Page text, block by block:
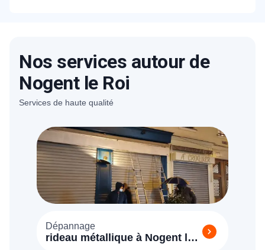
Nos services autour de
Nogent le Roi
Services de haute qualité
Dépannage
rideau métallique à Nogent le